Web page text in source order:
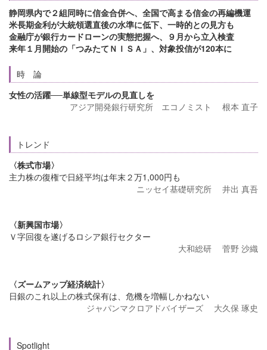
静岡県内で２組同時に信金合併へ、全国で高まる信金の再編機運
米長期金利が大統領選直後の水準に低下、一時的との見方も
金融庁が銀行カードローンの実態把握へ、９月から立入検査
来年１月開始の「つみたてＮＩＳＡ」、対象投信が120本に
時 論
女性の活躍──単線型モデルの見直しを
アジア開発銀行研究所 エコノミスト 根本 直子
トレンド
〈株式市場〉
主力株の復権で日経平均は年末２万1,000円も
ニッセイ基礎研究所 井出 真吾
〈新興国市場〉
Ｖ字回復を遂げるロシア銀行セクター
大和総研 菅野 沙織
〈ズームアップ経済統計〉
日銀のこれ以上の株式保有は、危機を増幅しかねない
ジャパンマクロアドバイザーズ 大久保 琢史
Spotlight